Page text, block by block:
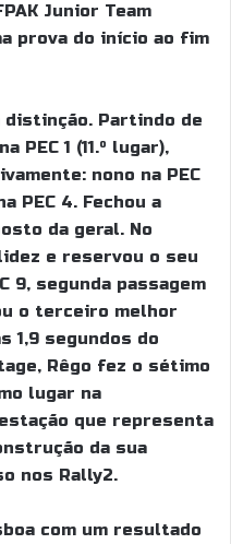
Junior Team
prova do início ao fim
distinção. Partindo de
PEC 1 (11.º lugar),
nono na PEC
PEC 4. Fechou a
da geral. No
e reservou o seu
9, segunda passagem
o terceiro melhor
1,9 segundos do
Rêgo fez o sétimo
lugar na
que representa
da sua
nos Rally2.
com um resultado